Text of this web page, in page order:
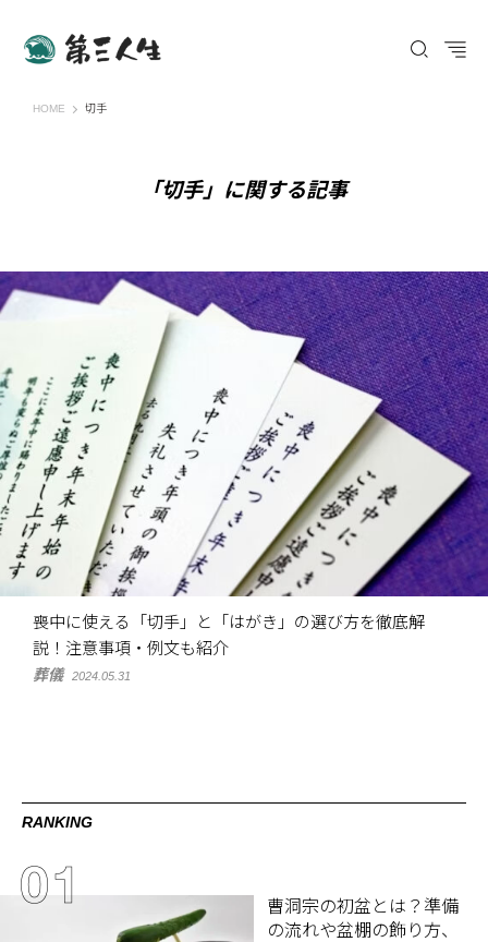
HOME 第三人生 〜寄り道の歩き方〜
切手
「切手」に関する記事
喪中に使える「切手」と「はがき」の選び方を徹底解
説！注意事項・例文も紹介
葬儀 2024.05.31
RANKING
曹洞宗の初盆とは？準備
の流れや盆棚の飾り方、